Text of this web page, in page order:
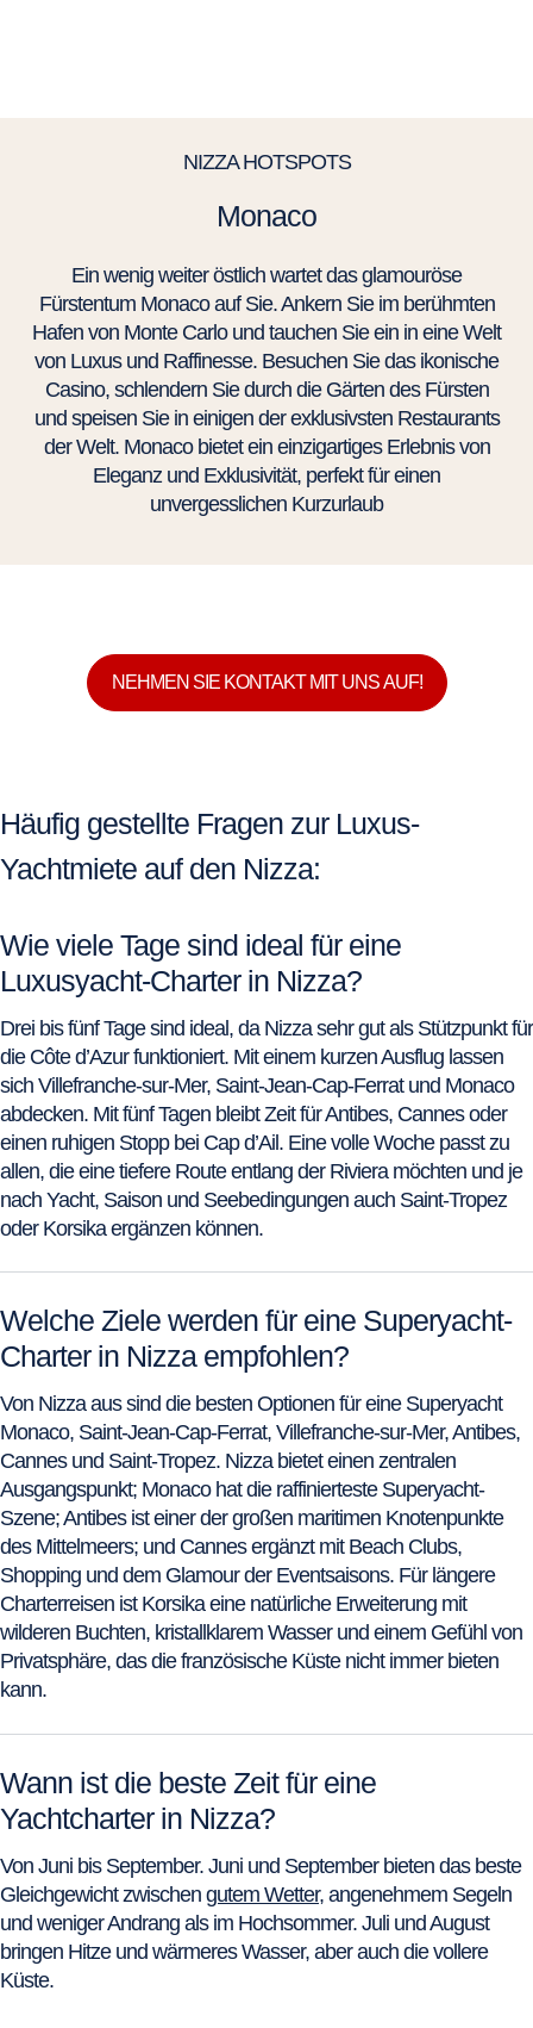
NIZZA HOTSPOTS
Monaco
Ein wenig weiter östlich wartet das glamouröse
Fürstentum Monaco auf Sie. Ankern Sie im berühmten
Hafen von Monte Carlo und tauchen Sie ein in eine Welt
von Luxus und Raffinesse. Besuchen Sie das ikonische
Casino, schlendern Sie durch die Gärten des Fürsten
und speisen Sie in einigen der exklusivsten Restaurants
der Welt. Monaco bietet ein einzigartiges Erlebnis von
Eleganz und Exklusivität, perfekt für einen
unvergesslichen Kurzurlaub
NEHMEN SIE KONTAKT MIT UNS AUF!
Häufig gestellte Fragen zur Luxus-
Yachtmiete auf den Nizza:
Wie viele Tage sind ideal für eine
Luxusyacht-Charter in Nizza?
Drei bis fünf Tage sind ideal, da Nizza sehr gut als Stützpunkt für
die Côte d’Azur funktioniert. Mit einem kurzen Ausflug lassen
sich Villefranche-sur-Mer, Saint-Jean-Cap-Ferrat und Monaco
abdecken. Mit fünf Tagen bleibt Zeit für Antibes, Cannes oder
einen ruhigen Stopp bei Cap d’Ail. Eine volle Woche passt zu
allen, die eine tiefere Route entlang der Riviera möchten und je
nach Yacht, Saison und Seebedingungen auch Saint-Tropez
oder Korsika ergänzen können.
Welche Ziele werden für eine Superyacht-
Charter in Nizza empfohlen?
Von Nizza aus sind die besten Optionen für eine Superyacht
Monaco, Saint-Jean-Cap-Ferrat, Villefranche-sur-Mer, Antibes,
Cannes und Saint-Tropez. Nizza bietet einen zentralen
Ausgangspunkt; Monaco hat die raffinierteste Superyacht-
Szene; Antibes ist einer der großen maritimen Knotenpunkte
des Mittelmeers; und Cannes ergänzt mit Beach Clubs,
Shopping und dem Glamour der Eventsaisons. Für längere
Charterreisen ist Korsika eine natürliche Erweiterung mit
wilderen Buchten, kristallklarem Wasser und einem Gefühl von
Privatsphäre, das die französische Küste nicht immer bieten
kann.
Wann ist die beste Zeit für eine
Yachtcharter in Nizza?
Von Juni bis September. Juni und September bieten das beste
Gleichgewicht zwischen gutem Wetter, angenehmem Segeln
und weniger Andrang als im Hochsommer. Juli und August
bringen Hitze und wärmeres Wasser, aber auch die vollere
Küste.